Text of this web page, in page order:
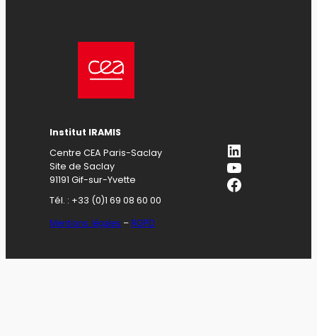
Institut IRAMIS
Centre CEA Paris-Saclay
Site de Saclay
91191 Gif-sur-Yvette
Tél. : +33 (0)1 69 08 60 00
Mentions légales – RGPD
LinkedIn
YouTube
Facebook